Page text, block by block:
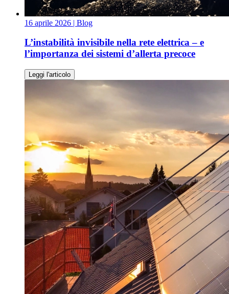
16 aprile 2026 | Blog
L’instabilità invisibile nella rete elettrica – e
l’importanza dei sistemi d’allerta precoce
Leggi l'articolo